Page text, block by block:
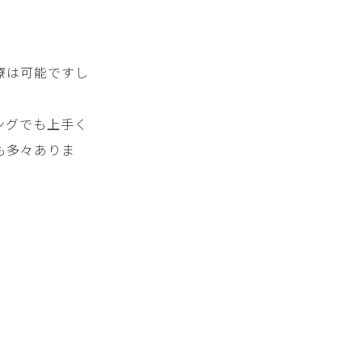
可能ですし
でも上手く
々ありま